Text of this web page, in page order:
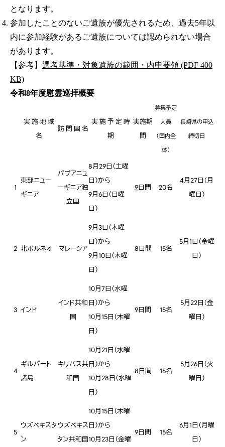
となります。
参加したことのないご遺族が優先されるため、過去5年以
内に参加経験があるご遺族については認められない場合
があります。
【参考】 選考基準・対象遺族の範囲・内申要領 (PDF 400
KB)
令和8年度慰霊巡拝概要
実 施 地 域
名
訪 問 国 名
実 施 予 定 時
期
実施期
間
募集予定
人員
（国内全
体）
長崎県の申込
締切日
1
東部ニュー
ギニア
パプアニュ
ーギニア独
立国
8月29日（土曜
日）から
9月6日（日曜
日）
9日間 20名
4月27日（月
曜日）
2 北ボルネオ マレーシア
9月3日（木曜
日）から
9月10日（木曜
日）
8日間 15名
5月1日（金曜
日）
3 インド
インド共和
国
10月7日（水曜
日）から
10月15日（木曜
日）
9日間 15名
5月22日（金
曜日）
4
ギルバート
諸島
キリバス共
和国
10月21日（水曜
日）から
10月28日（水曜
日）
8日間 15名
5月26日（火
曜日）
5
ウズベキスタ
ン
ウズベキス
タン共和国
10月15日（木曜
日）から
10月23日（金曜
9日間 15名
6月1日（月曜
日）